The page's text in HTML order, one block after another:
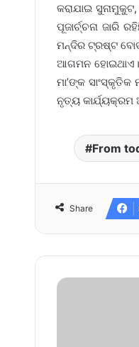
କରାଯାଇ
ପୂଜାର୍ଚ୍ଚନା ଜାରି
ମନ୍ଦିର ଟ୍ରଷ୍ଟ
ଆଗମନ
ମା’ଙ୍କ
ନୃତ୍ୟ କାର୍ଯ୍ୟକ୍ରମ
From
Share